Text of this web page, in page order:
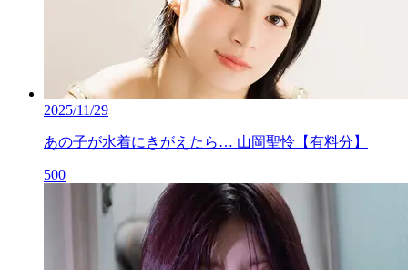
2025/11/29
あの子が水着にきがえたら… 山岡聖怜【有料分】
500